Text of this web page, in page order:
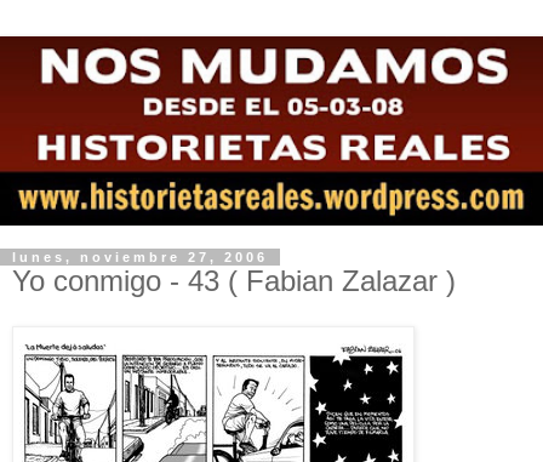
lunes, noviembre 27, 2006
Yo conmigo - 43 ( Fabian Zalazar )